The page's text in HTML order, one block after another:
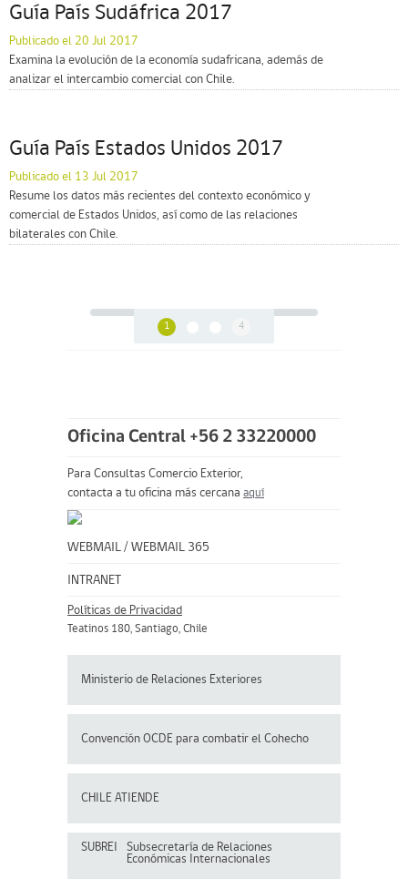
Guía País Sudáfrica 2017
Publicado el 20 Jul 2017
Examina la evolución de la economía sudafricana, además de
analizar el intercambio comercial con Chile.
Guía País Estados Unidos 2017
Publicado el 13 Jul 2017
Resume los datos más recientes del contexto económico y
comercial de Estados Unidos, así como de las relaciones
bilaterales con Chile.
1 4
Oficina Central +56 2 33220000
Para Consultas Comercio Exterior,
contacta a tu oficina más cercana aquí
WEBMAIL / WEBMAIL 365
INTRANET
Políticas de Privacidad
Teatinos 180, Santiago, Chile
Ministerio de Relaciones Exteriores
Convención OCDE para combatir el Cohecho
CHILE ATIENDE
SUBREI
Subsecretaría de Relaciones
Económicas Internacionales